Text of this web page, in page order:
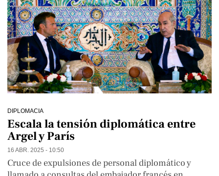
DIPLOMACIA
Escala la tensión diplomática entre
Argel y París
16 ABR. 2025 - 10:50
Cruce de expulsiones de personal diplomático y